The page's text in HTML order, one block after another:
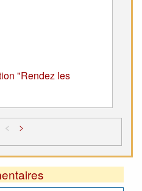
"Rendez les
< >